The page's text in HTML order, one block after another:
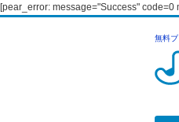
[pear_error: message="Success"
無料